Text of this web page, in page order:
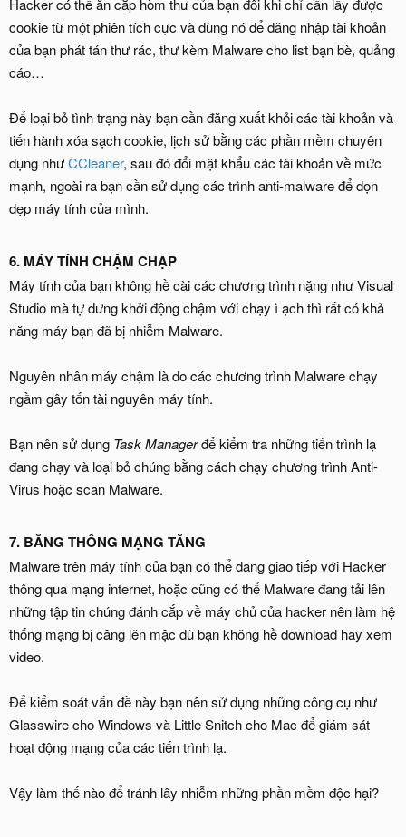
Hacker có thể ăn cắp hòm thư của bạn đôi khi chỉ cần lấy được
cookie từ một phiên tích cực và dùng nó để đăng nhập tài khoản
của bạn phát tán thư rác, thư kèm Malware cho list bạn bè, quảng
cáo…
Để loại bỏ tình trạng này bạn cần đăng xuất khỏi các tài khoản và
tiến hành xóa sạch cookie, lịch sử bằng các phần mềm chuyên
dụng nhưCCleaner, sau đó đổi mật khẩu các tài khoản về mức
mạnh, ngoài ra bạn cần sử dụng các trình anti-malware để dọn
dẹp máy tính của mình.
6. MÁY TÍNH CHẬM CHẠP
Máy tính của bạn không hề cài các chương trình nặng như Visual
Studio mà tự dưng khởi động chậm với chạy ì ạch thì rất có khả
năng máy bạn đã bị nhiễm Malware.
Nguyên nhân máy chậm là do các chương trình Malware chạy
ngầm gây tốn tài nguyên máy tính.
Bạn nên sử dụng Task Managerđể kiểm tra những tiến trình lạ
đang chạy và loại bỏ chúng bằng cách chạy chương trình Anti-
Virus hoặc scan Malware.
7. BĂNG THÔNG MẠNG TĂNG
Malware trên máy tính của bạn có thể đang giao tiếp với Hacker
thông qua mạng internet, hoặc cũng có thể Malware đang tải lên
những tập tin chúng đánh cắp về máy chủ của hacker nên làm hệ
thống mạng bị căng lên mặc dù bạn không hề download hay xem
video.
Để kiểm soát vấn đề này bạn nên sử dụng những công cụ như
Glasswire cho Windows và Little Snitch cho Mac để giám sát
hoạt động mạng của các tiến trình lạ.
Vậy làm thế nào để tránh lây nhiễm những phần mềm độc hại?